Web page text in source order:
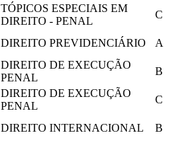
TÓPICOS ESPECIAIS EM
DIREITO - PENAL
C
DIREITO PREVIDENCIÁRIO
A
DIREITO DE EXECUÇÃO
PENAL
B
DIREITO DE EXECUÇÃO
PENAL
C
DIREITO INTERNACIONAL
B